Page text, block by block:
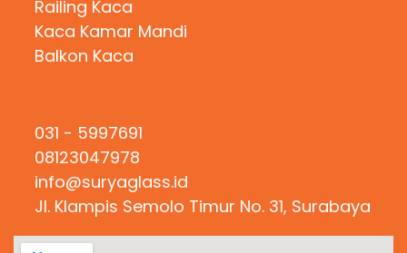
Railing Kaca
Kaca Kamar Mandi
Balkon Kaca
031 - 5997691
08123047978
info@suryaglass.id
Jl. Klampis Semolo Timur No. 31, Surabaya